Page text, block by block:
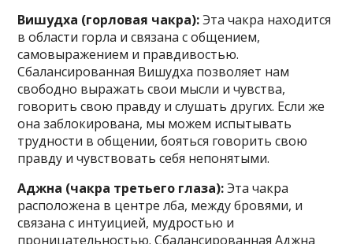
Вишудха (горловая чакра):Эта чакра находится
в области горла и связана с общением,
самовыражением и правдивостью.
Сбалансированная Вишудха позволяет нам
свободно выражать свои мысли и чувства,
говорить свою правду и слушать других. Если же
она заблокирована, мы можем испытывать
трудности в общении, бояться говорить свою
правду и чувствовать себя непонятыми.
Аджна (чакра третьего глаза):Эта чакра
расположена в центре лба, между бровями, и
связана с интуицией, мудростью и
проницательностью. Сбалансированная Аджна